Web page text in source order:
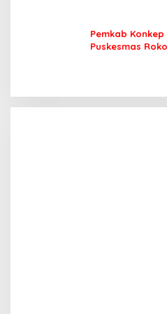
Pemkab
Puskesmas